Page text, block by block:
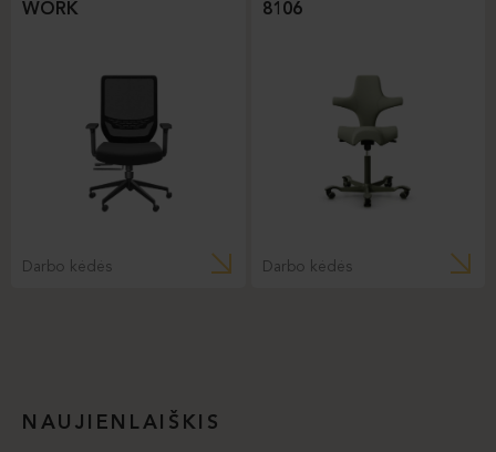
WORK
Darbo kėdės
8106
Darbo kėdės
NAUJIENLAIŠKIS